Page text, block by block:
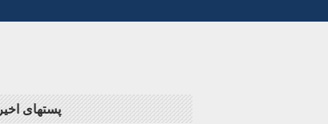
پستهای اخیر